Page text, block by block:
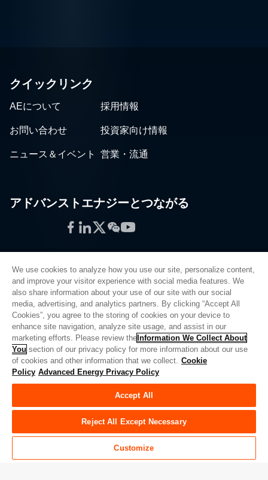
クイックリンク
AEについて 採用情報
お問い合わせ 投資家向け情報
ニュース＆イベント 営業・流通
アドバンストエナジーとつながる
Facebook
LinkedIn
Twitter
WeChat
YouTube
プライバシーポリシー
法的情報
品質
サイトマップ
サプライヤーポータル
UK Modern Slavery Act
Do Not Sell or Share My Personal Information
Limit the Use of My Sensitive Personal Information
We use cookies to analyze how you use our site, personalize content,
and improve your visitor experience with social media features. We
also share information about your use of our site with our social
media, advertising, and analytics partners. By clicking “Accept All
Cookies”, you agree to the storing of cookies on your device to
enhance site navigation, analyze site usage, and assist in our
marketing efforts. Please review the Information We Collect About
You section of our privacy policy for more information about our use
of cookies and other information that we collect. Cookie
Policy Advanced Energy Privacy Policy
Accept All
Reject All Except Necessary
Customize